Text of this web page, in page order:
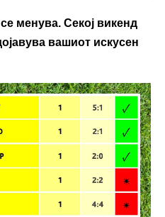
менува. Секој викенд
вашиот искусен